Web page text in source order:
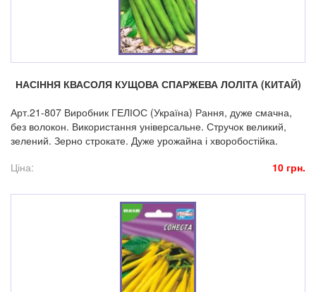
НАСІННЯ КВАСОЛЯ КУЩОВА СПАРЖЕВА ЛОЛІТА (КИТАЙ)
Арт.21-807 Виробник ГЕЛІОС (Україна) Рання, дуже смачна,
без волокон. Використання універсальне. Стручок великий,
зелений. Зерно строкате. Дуже урожайна і хворобостійка.
Ціна:
10 грн.